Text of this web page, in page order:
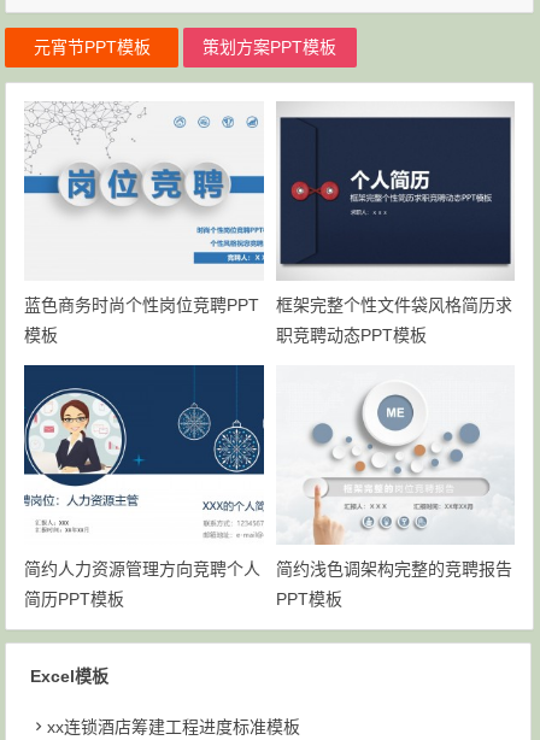
元宵节PPT模板 策划方案PPT模板
蓝色商务时尚个性岗位竞聘PPT
模板
框架完整个性文件袋风格简历求
职竞聘动态PPT模板
简约人力资源管理方向竞聘个人
简历PPT模板
简约浅色调架构完整的竞聘报告
PPT模板
Excel模板
xx连锁酒店筹建工程进度标准模板